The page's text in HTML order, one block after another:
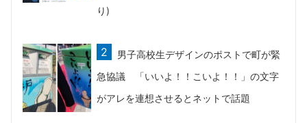
り)
男子高校生デザインのポストで町が緊
急協議 「いいよ！！こいよ！！」の文字
がアレを連想させるとネットで話題